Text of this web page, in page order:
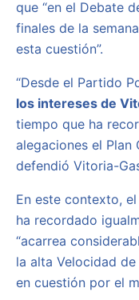
que “en el Debate
finales de la
esta cuestión”.
“Desde el Partido
los intereses de
tiempo que ha
alegaciones el Plan
defendió Vitoria-
En este contexto,
ha recordado
“acarrea
la alta Velocidad
en cuestión por el